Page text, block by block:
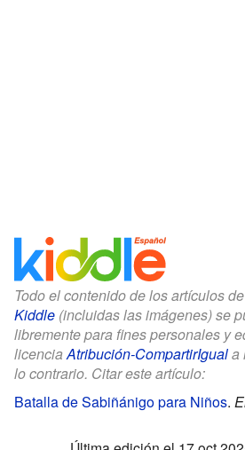
Todo el contenido de los artículos
Kiddle (incluidas las imágenes) se
libremente para fines personales y
licenciaAtribución-CompartirIguala
lo contrario. Citar este artículo:
Batalla de Sabiñánigo para Niños.